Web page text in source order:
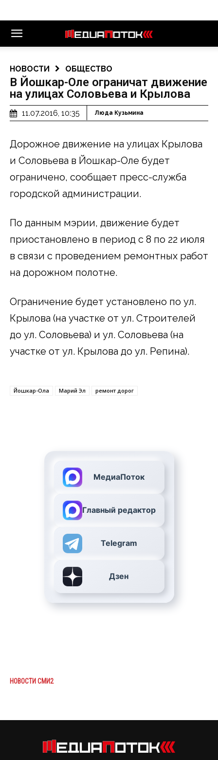
НОВОСТИ ОБЩЕСТВО
В Йошкар-Оле ограничат движение
на улицах Соловьева и Крылова
11.07.2016, 10:35 Люда Кузьмина
Дорожное движение на улицах Крылова
и Соловьева в Йошкар-Оле будет
ограничено, сообщает пресс-служба
городской администрации.
По данным мэрии, движение будет
приостановлено в период с 8 по 22 июля
в связи с проведением ремонтных работ
на дорожном полотне.
Ограничение будет установлено по ул.
Крылова (на участке от ул. Строителей
до ул. Соловьева) и ул. Соловьева (на
участке от ул. Крылова до ул. Репина).
Йошкар-Ола Марий Эл ремонт дорог
МедиаПоток
Главный редактор
Telegram
Дзен
НОВОСТИ СМИ2